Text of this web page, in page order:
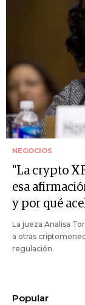
NEGOCIOS
"La crypto
esa
y por qué
La jueza Analisa
a otras
regulación.
Popular